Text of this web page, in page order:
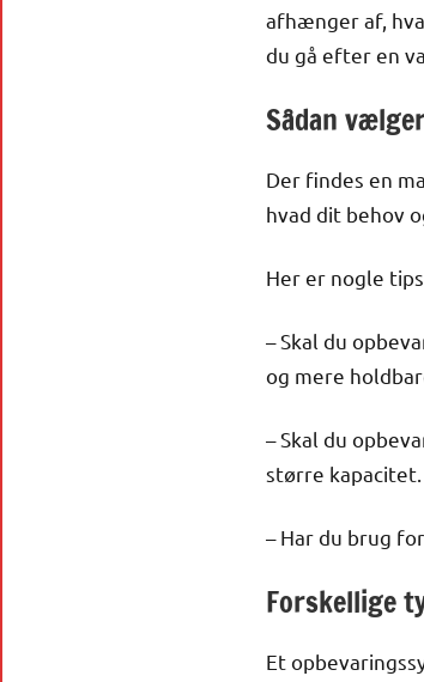
afhænger af,
du gå efter en
Sådan
Der findes en
hvad dit behov
Her er nogle
– Skal du
og mere
– Skal du
større kapacitet.
– Har du brug
Forskellige
Et